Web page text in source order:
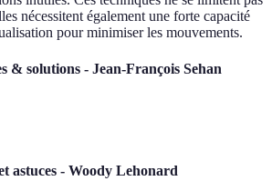
nécessitent également une forte capacité
pour minimiser les mouvements.
& solutions - Jean-François Sehan
astuces - Woody Lehonard